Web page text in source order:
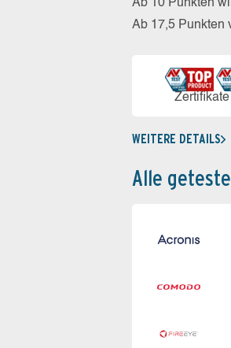
Ab 10 Punkten
Ab 17,5 Punkten
Zerti­fikate
WEITERE DETAILS
Alle